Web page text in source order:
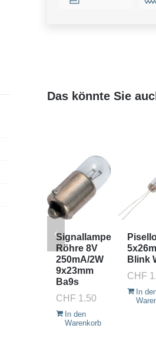
Das könnte Sie
Signallampe
Röhre 8V
250mA/2W
9x23mm
Ba9s
CHF 1.50
In den
Warenkorb
Blink
CHF
In